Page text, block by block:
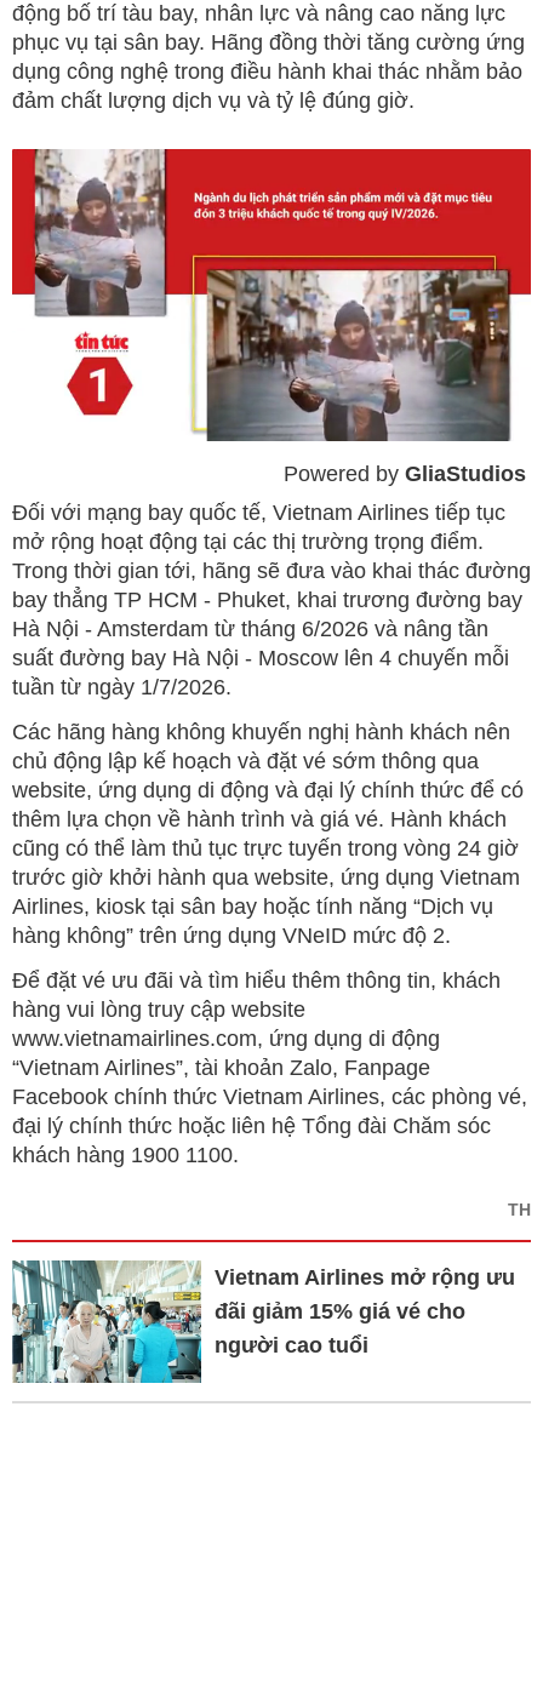
động bố trí tàu bay, nhân lực và nâng cao năng lực
phục vụ tại sân bay. Hãng đồng thời tăng cường ứng
dụng công nghệ trong điều hành khai thác nhằm bảo
đảm chất lượng dịch vụ và tỷ lệ đúng giờ.
Powered by GliaStudios
Đối với mạng bay quốc tế, Vietnam Airlines tiếp tục
mở rộng hoạt động tại các thị trường trọng điểm.
Trong thời gian tới, hãng sẽ đưa vào khai thác đường
bay thẳng TP HCM - Phuket, khai trương đường bay
Hà Nội - Amsterdam từ tháng 6/2026 và nâng tần
suất đường bay Hà Nội - Moscow lên 4 chuyến mỗi
tuần từ ngày 1/7/2026.
Các hãng hàng không khuyến nghị hành khách nên
chủ động lập kế hoạch và đặt vé sớm thông qua
website, ứng dụng di động và đại lý chính thức để có
thêm lựa chọn về hành trình và giá vé. Hành khách
cũng có thể làm thủ tục trực tuyến trong vòng 24 giờ
trước giờ khởi hành qua website, ứng dụng Vietnam
Airlines, kiosk tại sân bay hoặc tính năng “Dịch vụ
hàng không” trên ứng dụng VNeID mức độ 2.
Để đặt vé ưu đãi và tìm hiểu thêm thông tin, khách
hàng vui lòng truy cập website
www.vietnamairlines.com, ứng dụng di động
“Vietnam Airlines”, tài khoản Zalo, Fanpage
Facebook chính thức Vietnam Airlines, các phòng vé,
đại lý chính thức hoặc liên hệ Tổng đài Chăm sóc
khách hàng 1900 1100.
TH
Vietnam Airlines mở rộng ưu
đãi giảm 15% giá vé cho
người cao tuổi